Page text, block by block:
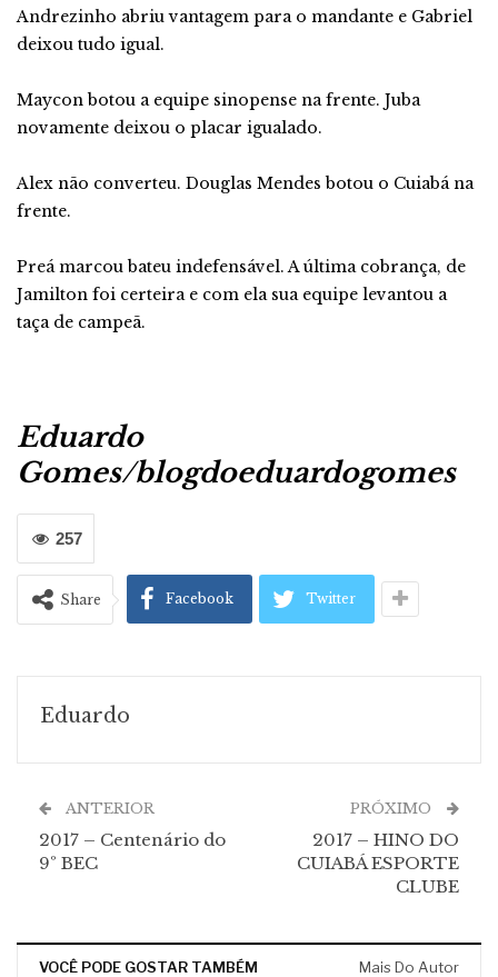
Andrezinho abriu vantagem para o mandante e Gabriel
deixou tudo igual.
Maycon botou a equipe sinopense na frente. Juba
novamente deixou o placar igualado.
Alex não converteu. Douglas Mendes botou o Cuiabá na
frente.
Preá marcou bateu indefensável. A última cobrança, de
Jamilton foi certeira e com ela sua equipe levantou a
taça de campeã.
Eduardo
Gomes/blogdoeduardogomes
257
Share Facebook Twitter
Eduardo
ANTERIOR
2017 – Centenário do
9º BEC
PRÓXIMO
2017 – HINO DO
CUIABÁ ESPORTE
CLUBE
VOCÊ PODE GOSTAR TAMBÉM Mais Do Autor